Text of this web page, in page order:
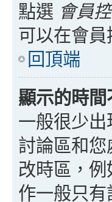
點選 會員
可以在會
回頂端
顯示的時間
一般很少
討論區和
改時區，
作一般只